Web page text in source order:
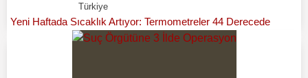
Türkiye
Yeni Haftada Sıcaklık Artıyor: Termometreler 44 Derecede